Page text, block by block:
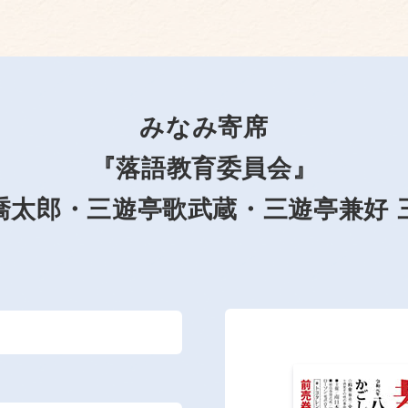
みなみ寄席
『落語教育委員会』
太郎・三遊亭歌武蔵・三遊亭兼好